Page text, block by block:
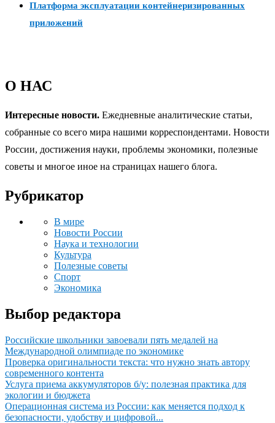
Платформа эксплуатации контейнеризированных
приложений
О НАС
Интересные новости. Ежедневные аналитические статьи,
собранные со всего мира нашими корреспондентами. Новости
России, достижения науки, проблемы экономики, полезные
советы и многое иное на страницах нашего блога.
Рубрикатор
В мире
Новости России
Наука и технологии
Культура
Полезные советы
Спорт
Экономика
Выбор редактора
Российские школьники завоевали пять медалей на
Международной олимпиаде по экономике
Проверка оригинальности текста: что нужно знать автору
современного контента
Услуга приема аккумуляторов б/у: полезная практика для
экологии и бюджета
Операционная система из России: как меняется подход к
безопасности, удобству и цифровой...